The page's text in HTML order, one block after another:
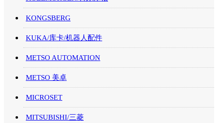
KONGSBERG
KUKA/库卡/机器人配件
METSO AUTOMATION
METSO 美卓
MICROSET
MITSUBISHI/三菱